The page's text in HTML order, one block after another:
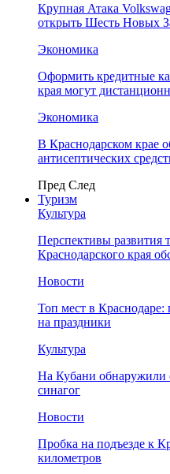
Крупная Атака
открыть Шесть Новых
Экономика
Оформить кредитные
края могут
Экономика
В Краснодарском крае
антисептических
Пред След
Туризм
Культура
Перспективы развития
Краснодарского края
Новости
Топ мест в
на праздники
Культура
На Кубани обнаружили
синагог
Новости
Пробка на подъезде к
километров